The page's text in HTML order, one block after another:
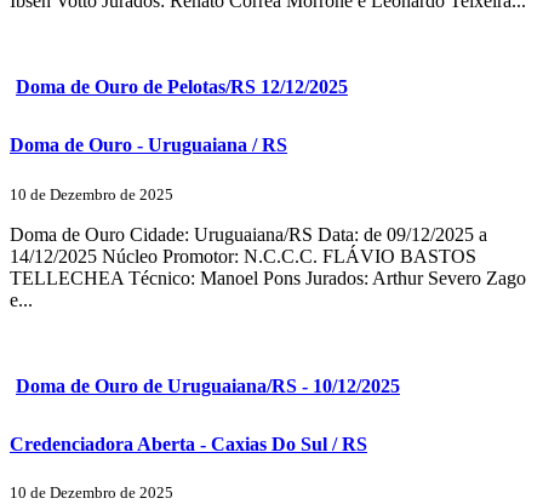
Doma de Ouro de Pelotas/RS 12/12/2025
Doma de Ouro - Uruguaiana / RS
10 de Dezembro de 2025
Doma de Ouro Cidade: Uruguaiana/RS Data: de 09/12/2025 a
14/12/2025 Núcleo Promotor: N.C.C.C. FLÁVIO BASTOS
TELLECHEA Técnico: Manoel Pons Jurados: Arthur Severo Zago
e...
Doma de Ouro de Uruguaiana/RS - 10/12/2025
Credenciadora Aberta - Caxias Do Sul / RS
10 de Dezembro de 2025